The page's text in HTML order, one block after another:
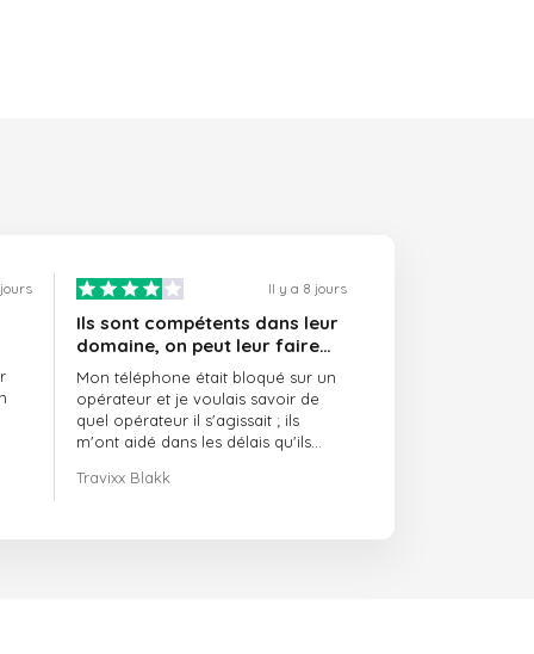
Il y a 8 jours
Ils sont compétents dans leur
domaine, on peut leur faire
confiance et ils sont toujours
ponctuels
Mon téléphone était bloqué sur un
opérateur et je voulais savoir de
quel opérateur il s'agissait ; ils
m'ont aidé dans les délais qu'ils
Travixx Blakk